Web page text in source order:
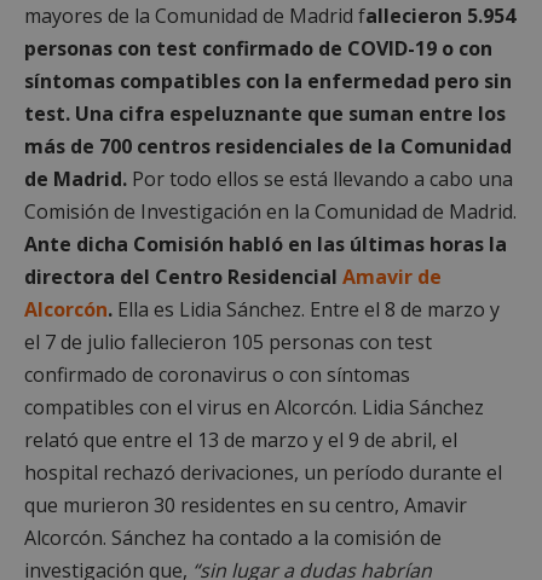
mayores de la Comunidad de Madrid fallecieron 5.954
personas con test confirmado de COVID-19 o con
síntomas compatibles con la enfermedad pero sin
test. Una cifra espeluznante que suman entre los
más de 700 centros residenciales de la Comunidad
de Madrid. Por todo ellos se está llevando a cabo una
Comisión de Investigación en la Comunidad de Madrid.
Ante dicha Comisión habló en las últimas horas la
directora del Centro Residencial Amavir de
Alcorcón. Ella es Lidia Sánchez. Entre el 8 de marzo y
el 7 de julio fallecieron 105 personas con test
confirmado de coronavirus o con síntomas
compatibles con el virus en Alcorcón. Lidia Sánchez
relató que entre el 13 de marzo y el 9 de abril, el
hospital rechazó derivaciones, un período durante el
que murieron 30 residentes en su centro, Amavir
Alcorcón. Sánchez ha contado a la comisión de
investigación que, “sin lugar a dudas habrían